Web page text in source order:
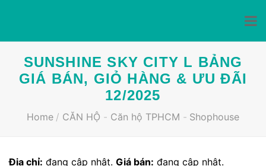
content
SUNSHINE SKY CITY L BẢNG
GIÁ BÁN, GIỎ HÀNG & ƯU ĐÃI
12/2025
Home / CĂN HỘ - Căn hộ TPHCM - Shophouse
Địa chỉ: đang cập nhật. Giá bán: đang cập nhật.